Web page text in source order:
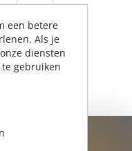
een betere
Als je
diensten
gebruiken